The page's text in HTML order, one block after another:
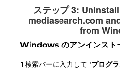
ステップ 3:
mediasearch.com
from
Windows のアンインスト
1 検索バーに入力して "プログ